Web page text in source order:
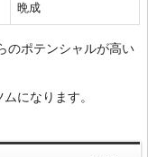
晩成
のポテンシャルが高い
になります。